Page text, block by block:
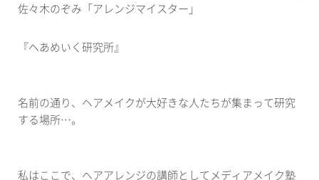
佐々木のぞみ「アレンジマイスター」
『へあめいく研究所』
名前の通り、ヘアメイクが大好きな人たちが集まって研究
する場所…。
私はここで、ヘアアレンジの講師としてメディアメイク塾